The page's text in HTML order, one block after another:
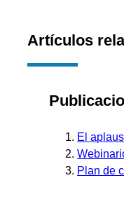
Artículos
El
Plan de